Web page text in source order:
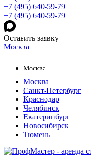
+7 (495) 640-59-79
+7 (495) 640-59-79
Оставить заявку
Москва
Москва
Москва
Санкт-Петербург
Краснодар
Челябинск
Екатеринбург
Новосибирск
Тюмень